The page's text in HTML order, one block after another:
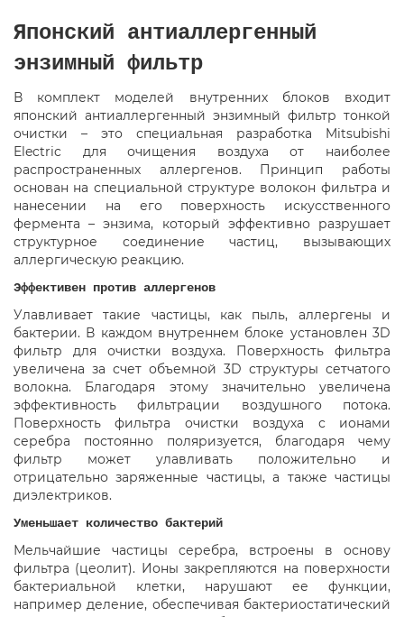
Японский антиаллергенный
энзимный фильтр
В комплект моделей внутренних блоков входит
японский антиаллергенный энзимный фильтр тонкой
очистки – это специальная разработка Mitsubishi
Electric для очищения воздуха от наиболее
распространенных аллергенов. Принцип работы
основан на специальной структуре волокон фильтра и
нанесении на его поверхность искусственного
фермента – энзима, который эффективно разрушает
структурное соединение частиц, вызывающих
аллергическую реакцию.
Эффективен против аллергенов
Улавливает такие частицы, как пыль, аллергены и
бактерии. В каждом внутреннем блоке установлен 3D
фильтр для очистки воздуха. Поверхность фильтра
увеличена за счет объемной 3D структуры сетчатого
волокна. Благодаря этому значительно увеличена
эффективность фильтрации воздушного потока.
Поверхность фильтра очистки воздуха с ионами
серебра постоянно поляризуется, благодаря чему
фильтр может улавливать положительно и
отрицательно заряженные частицы, а также частицы
диэлектриков.
Уменьшает количество бактерий
Мельчайшие частицы серебра, встроены в основу
фильтра (цеолит). Ионы закрепляются на поверхности
бактериальной клетки, нарушают ее функции,
например деление, обеспечивая бактериостатический